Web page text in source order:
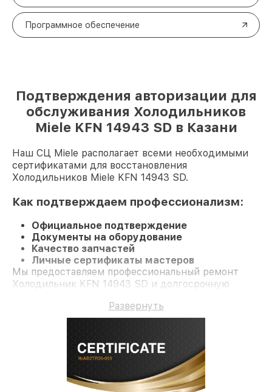
Программное обеспечение
Подтверждения авторизации для
обслуживания Холодильников
Miele KFN 14943 SD в Казани
Наш СЦ Miele располагает всеми необходимыми
сертификатами для восстановления
Холодильников Miele KFN 14943 SD.
Как подтверждаем профессионализм:
Официальное подтверждение
Документы на оборудование
Качество запчастей
Личные сертификаты мастеров
Мы предоставляем профессиональный ремонт
Холодильник KFN 14943 SD и долгосрочную
Развернуть